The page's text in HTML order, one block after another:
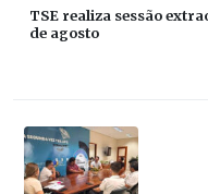
TSE realiza sessão
de agosto